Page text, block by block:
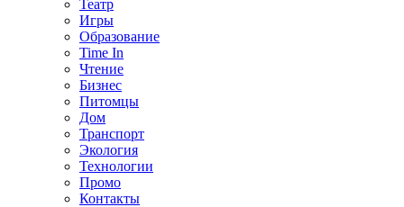
Театр
Игры
Образование
Time In
Чтение
Бизнес
Питомцы
Дом
Транспорт
Экология
Технологии
Промо
Контакты